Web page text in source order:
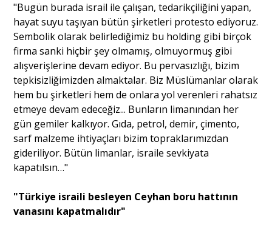
"Bugün burada israil ile çalışan, tedarikçiliğini yapan,
hayat suyu taşıyan bütün şirketleri protesto ediyoruz.
Sembolik olarak belirlediğimiz bu holding gibi birçok
firma sanki hiçbir şey olmamış, olmuyormuş gibi
alışverişlerine devam ediyor. Bu pervasızlığı, bizim
tepkisizliğimizden almaktalar. Biz Müslümanlar olarak
hem bu şirketleri hem de onlara yol verenleri rahatsız
etmeye devam edeceğiz... Bunların limanından her
gün gemiler kalkıyor. Gıda, petrol, demir, çimento,
sarf malzeme ihtiyaçları bizim topraklarımızdan
gideriliyor. Bütün limanlar, israile sevkiyata
kapatılsın…"
"Türkiye israili besleyen Ceyhan boru hattının
vanasını kapatmalıdır"